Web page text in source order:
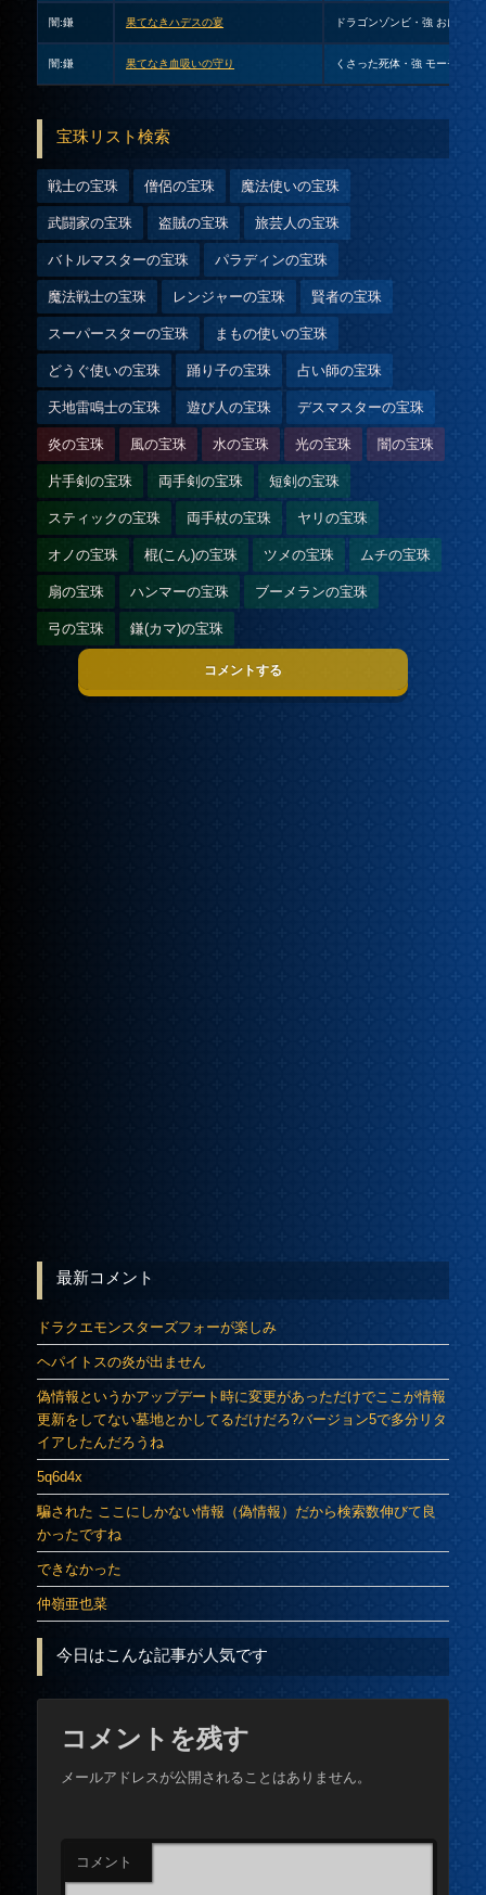
闇:鎌 果てなきハデスの宴 ドラゴンゾンビ・強 おにこぞ
闇:鎌 果てなき血吸いの守り くさった死体・強モーモン・
宝珠リスト検索
戦士の宝珠 僧侶の宝珠 魔法使いの宝珠
武闘家の宝珠 盗賊の宝珠 旅芸人の宝珠
バトルマスターの宝珠 パラディンの宝珠
魔法戦士の宝珠 レンジャーの宝珠 賢者の宝珠
スーパースターの宝珠 まもの使いの宝珠
どうぐ使いの宝珠 踊り子の宝珠 占い師の宝珠
天地雷鳴士の宝珠 遊び人の宝珠 デスマスターの宝珠
炎の宝珠 風の宝珠 水の宝珠 光の宝珠 闇の宝珠
片手剣の宝珠 両手剣の宝珠 短剣の宝珠
スティックの宝珠 両手杖の宝珠 ヤリの宝珠
オノの宝珠 棍(こん)の宝珠 ツメの宝珠 ムチの宝珠
扇の宝珠 ハンマーの宝珠 ブーメランの宝珠
弓の宝珠 鎌(カマ)の宝珠
コメントする
最新コメント
ドラクエモンスターズフォーが楽しみ
ヘパイトスの炎が出ません
偽情報というかアップデート時に変更があっただけでここが情報
更新をしてない墓地とかしてるだけだろ?バージョン5で多分リタ
イアしたんだろうね
5q6d4x
騙された ここにしかない情報（偽情報）だから検索数伸びて良
かったですね
できなかった
仲嶺亜也菜
今日はこんな記事が人気です
コメントを残す
メールアドレスが公開されることはありません。
コメント